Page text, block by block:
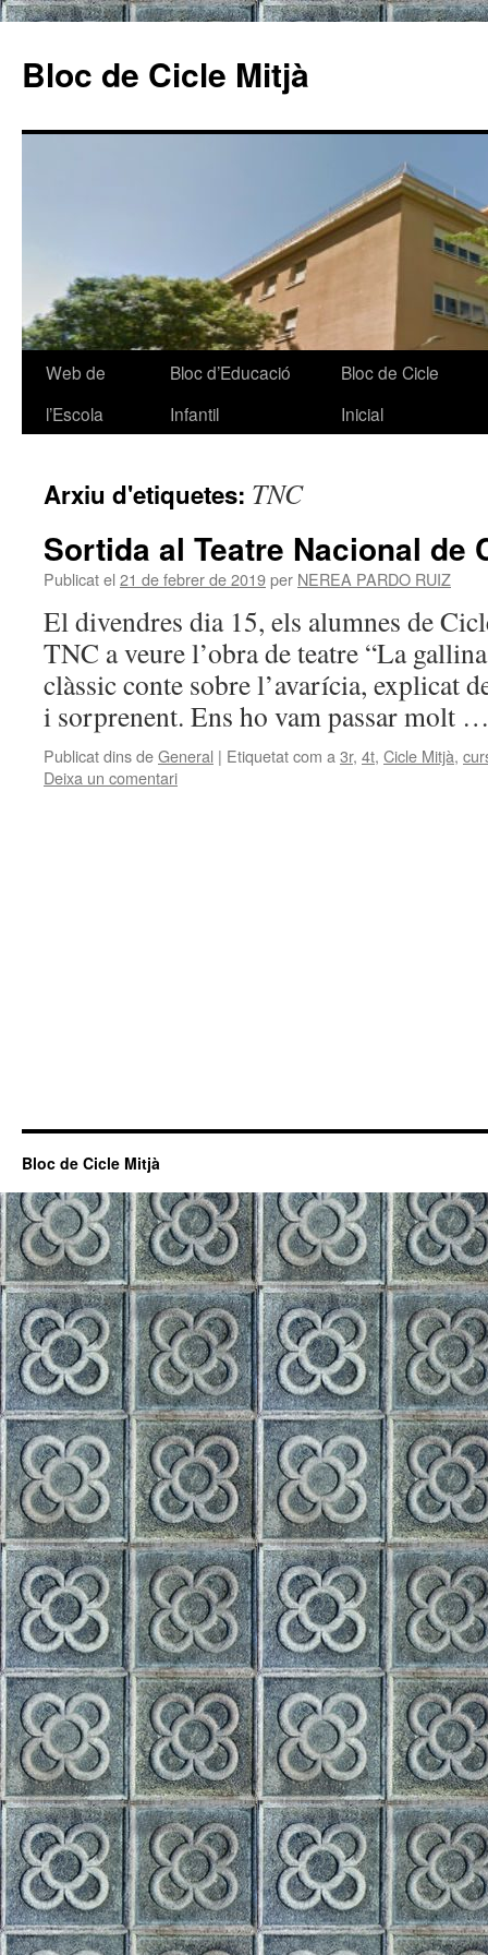
Bloc de Cicle Mitjà
Vés
Web de
l’Escola
Bloc d’Educació
Infantil
Bloc de Cicle
Inicial
Arxiu d'etiquetes: TNC
Sortida al Teatre Nacional de
Publicat el 21 de febrer de 2019per NEREA PARDO RUIZ
El divendres dia 15, els alumnes de
TNC a veure l’obra de teatre “La
clàssic conte sobre l’avarícia, explicat
i sorprenent. Ens ho vam passar molt
Publicat dins deGeneral | Etiquetat com a 3r, 4t, Cicle Mitjà,
Deixa un comentari
Bloc de Cicle Mitjà